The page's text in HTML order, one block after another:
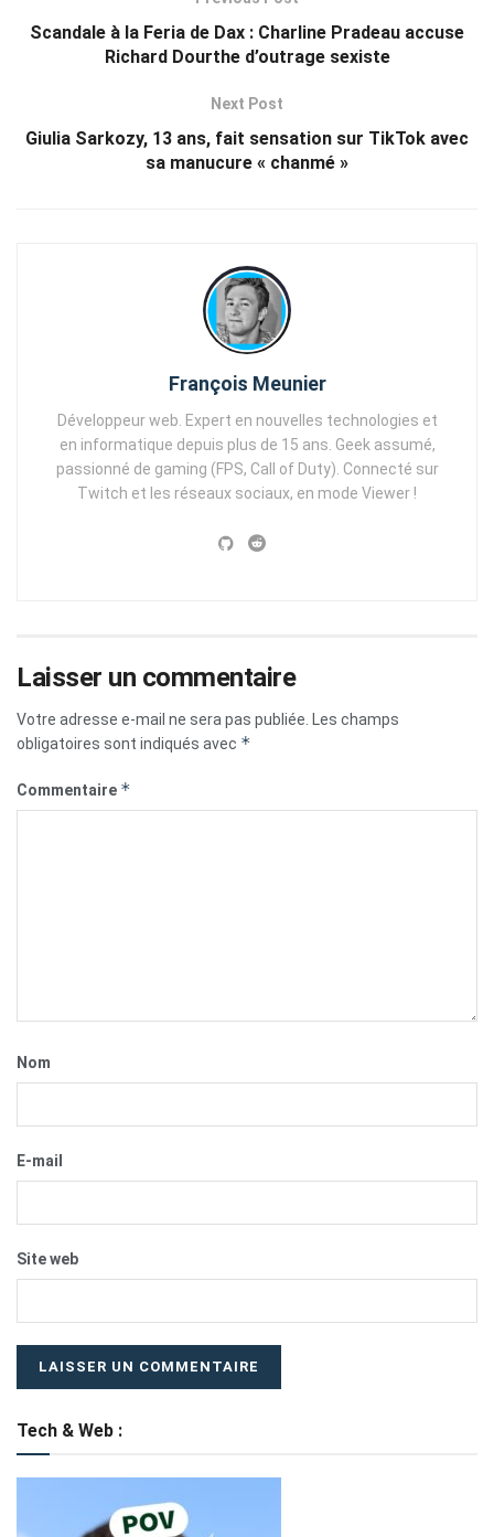
Scandale à la Feria de Dax : Charline Pradeau accuse
Richard Dourthe d’outrage sexiste
Next Post
Giulia Sarkozy, 13 ans, fait sensation sur TikTok avec
sa manucure « chanmé »
François Meunier
Développeur web. Expert en nouvelles technologies et
en informatique depuis plus de 15 ans. Geek assumé,
passionné de gaming (FPS, Call of Duty). Connecté sur
Twitch et les réseaux sociaux, en mode Viewer !
Laisser un commentaire
Votre adresse e-mail ne sera pas publiée.
Les champs
obligatoires sont indiqués avec *
Commentaire *
Nom
E-mail
Site web
Tech & Web :